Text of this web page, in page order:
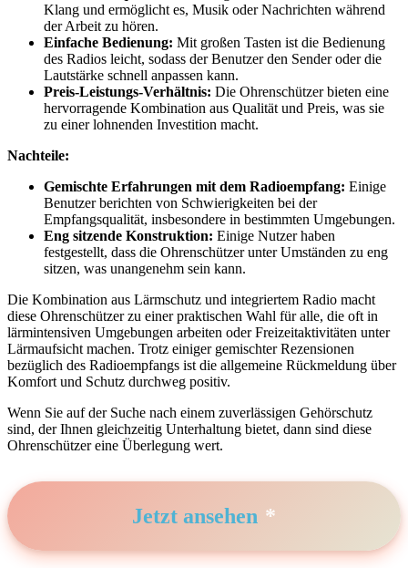
Klang ​und ermöglicht es, Musik oder Nachrichten während
der Arbeit zu hören.
Einfache Bedienung: Mit großen Tasten ist ⁢die Bedienung​
des Radios leicht, sodass der Benutzer den Sender oder die
Lautstärke schnell anpassen kann.
Preis-Leistungs-Verhältnis: Die Ohrenschützer bieten eine
hervorragende ​Kombination aus Qualität und Preis, was ⁢sie
zu einer lohnenden Investition macht.
Nachteile:
Gemischte‍ Erfahrungen⁢ mit ⁤dem ⁢Radioempfang: Einige
Benutzer berichten von Schwierigkeiten bei der
Empfangsqualität, insbesondere in bestimmten Umgebungen.
Eng sitzende Konstruktion: Einige Nutzer haben
festgestellt,‍ dass die Ohrenschützer unter ⁢Umständen ‌zu eng
sitzen, was unangenehm sein⁣ kann.
Die Kombination aus ‍Lärmschutz und integriertem Radio macht
diese Ohrenschützer ⁢zu⁣ einer praktischen Wahl für alle, die ⁢oft in
⁣lärmintensiven Umgebungen arbeiten oder Freizeitaktivitäten unter
‍Lärmaufsicht ⁣machen. Trotz einiger gemischter‌ Rezensionen
bezüglich des Radioempfangs ist die allgemeine‌ Rückmeldung über
Komfort und Schutz durchweg positiv.
Wenn Sie auf der Suche nach einem zuverlässigen Gehörschutz
sind, der Ihnen gleichzeitig‍ Unterhaltung bietet, ‍dann sind diese
Ohrenschützer eine ⁤Überlegung wert.
Jetzt ansehen